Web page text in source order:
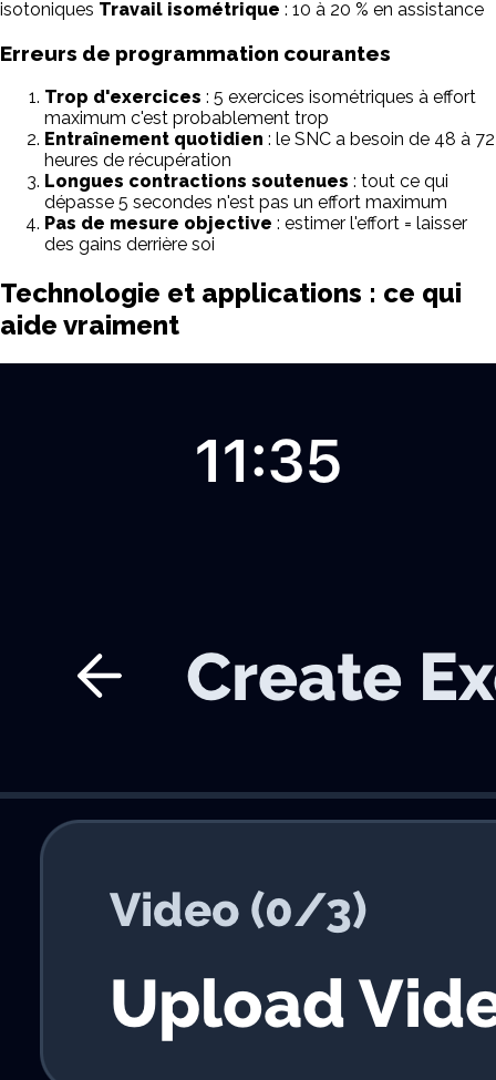
isotoniques Travail isométrique : 10 à 20 % en assistance
Erreurs de programmation courantes
Trop d'exercices : 5 exercices isométriques à effort
maximum c'est probablement trop
Entraînement quotidien : le SNC a besoin de 48 à 72
heures de récupération
Longues contractions soutenues : tout ce qui
dépasse 5 secondes n'est pas un effort maximum
Pas de mesure objective : estimer l'effort = laisser
des gains derrière soi
Technologie et applications : ce qui
aide vraiment